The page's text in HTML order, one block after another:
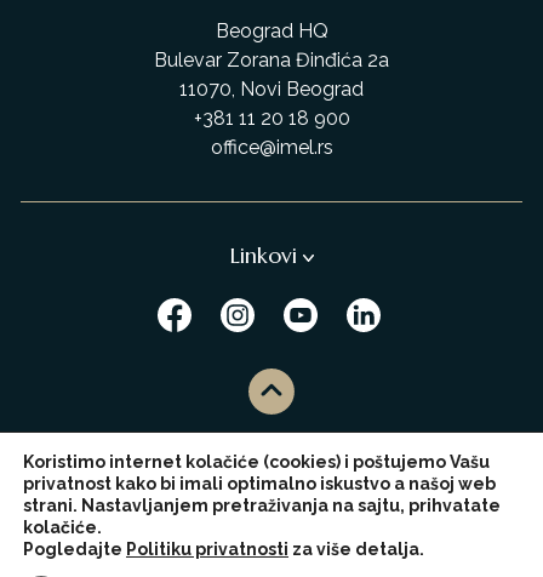
Beograd HQ
Bulevar Zorana Đinđića 2a
11070, Novi Beograd
+381 11 20 18 900
office@imel.rs
Linkovi
NapravioWhiteCity Soft
Koristimo internet kolačiće (cookies) i poštujemo Vašu
privatnost kako bi imali optimalno iskustvo a našoj web
strani. Nastavljanjem pretraživanja na sajtu, prihvatate
kolačiće.
Pogledajte Politiku privatnosti za više detalja.